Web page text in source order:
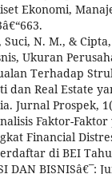
Ekonomi,
N. M., &
Ukuran
Terhadap
dan Real Estate
Jurnal Prospek,
Faktor-Faktor
Financial
di BEI
DAN BISNISâ€¯: